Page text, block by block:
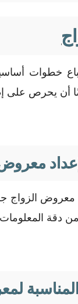
خطوات
أن يحرص على
الزواج
من دقة